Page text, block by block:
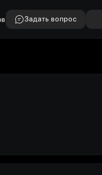
Задать вопрос